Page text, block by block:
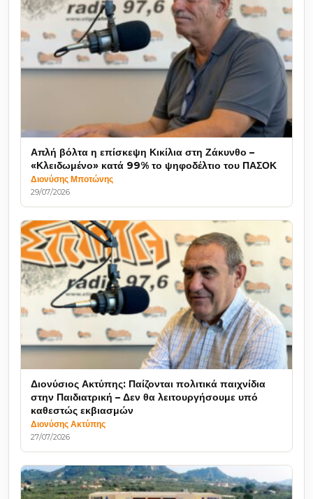
Απλή βόλτα η επίσκεψη Κικίλια στη Ζάκυνθο –
«Κλειδωμένο» κατά 99% το ψηφοδέλτιο του ΠΑΣΟΚ
Διονύσης Μποτώνης
29/07/2026
Διονύσιος Ακτύπης: Παίζονται πολιτικά παιχνίδια
στην Παιδιατρική – Δεν θα λειτουργήσουμε υπό
καθεστώς εκβιασμών
Διονύσης Ακτύπης
27/07/2026